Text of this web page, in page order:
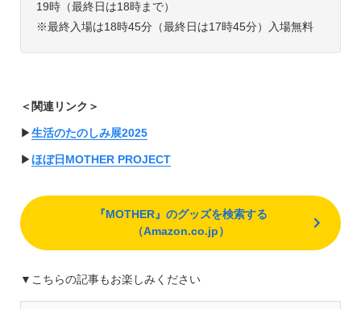
19時（最終日は18時まで）
※最終入場は18時45分（最終日は17時45分）入場無料
＜関連リンク＞
▶︎生活のたのしみ展2025
▶︎ほぼ日MOTHER PROJECT
『MOTHER』のグッズを検索する
（Amazon.co.jp）
▼こちらの記事もお楽しみください